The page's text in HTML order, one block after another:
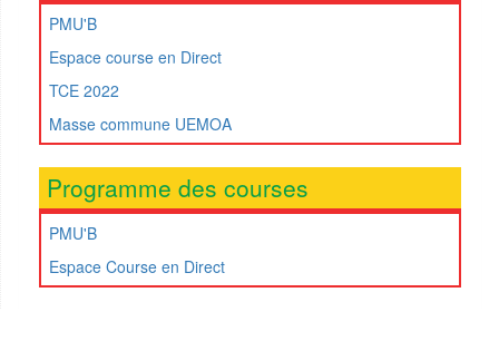
PMU'B
Espace course en Direct
TCE 2022
Masse commune UEMOA
Programme des courses
PMU'B
Espace Course en Direct